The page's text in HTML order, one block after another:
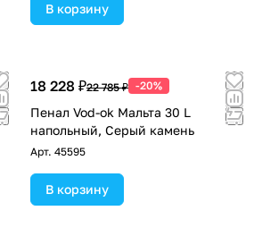
В корзину
18 228 ₽22 785 ₽ -20%
Пенал Vod-ok Мальта 30 L
напольный, Серый камень
Арт. 45595
В корзину